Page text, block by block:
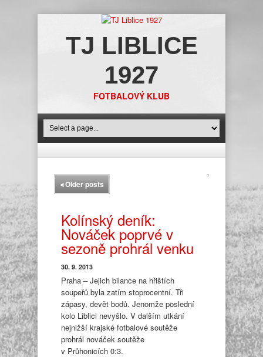
TJ LIBLICE
1927
FOTBALOVÝ KLUB
◂Older posts
Kolínský deník:
Nováček poprvé v
sezoně prohrál venku
30. 9. 2013
Praha – Jejich bilance na hřištích
soupeřů byla zatím stoprocentní. Tři
zápasy, devět bodů. Jenomže poslední
kolo Liblici nevyšlo. V dalším utkání
nejnižší krajské fotbalové soutěže
prohrál nováček soutěže
v Průhonicích 0:3.